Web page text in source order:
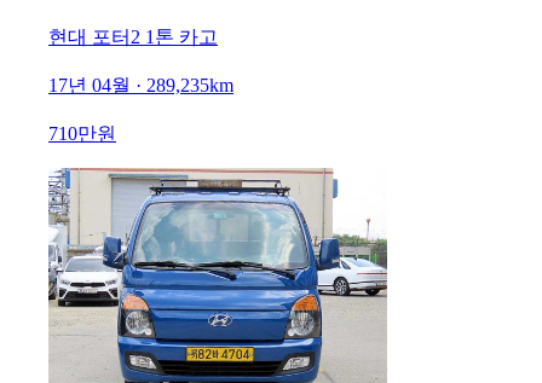
현대 포터2 1톤 카고
17년 04월 · 289,235km
710만원